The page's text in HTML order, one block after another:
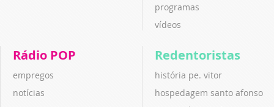
programas
vídeos
Rádio POP
empregos
notícias
Redentoristas
história pe. vitor
hospedagem santo afonso